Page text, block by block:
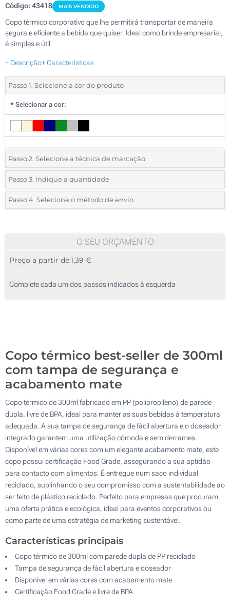
Código:43418 MAIS VENDIDO
Copo térmico corporativo que lhe permitirá transportar de maneira
segura e eficiente a bebida que quiser. Ideal como brinde empresarial,
é simples e útil.
+ Descrição+ Características
Passo 1. Selecione a cor do produto
* Selecionar a cor:
Passo 2. Selecione a técnica de marcação
*Selecione o tipo de marcação e as cores do logotipo:
Impressão digital full color (Num lado)
Passo 3. Indique a quantidade
*Quantidade mínima:45
90
225
Passo 4. Selecione o método de envio
O SEU ORÇAMENTO
Preço a partir de:1,39 €
Complete cada um dos passos indicados à esquerda
Copo térmico best-seller de 300ml
com tampa de segurança e
acabamento mate
Copo térmico de 300ml fabricado em PP (polipropileno) de parede
dupla, livre de BPA, ideal para manter as suas bebidas à temperatura
adequada. A sua tampa de segurança de fácil abertura e o doseador
integrado garantem uma utilização cómoda e sem derrames.
Disponível em várias cores com um elegante acabamento mate, este
copo possui certificação Food Grade, assegurando a sua aptidão
para contacto com alimentos. É entregue num saco individual
reciclado, sublinhando o seu compromisso com a sustentabilidade ao
ser feito de plástico reciclado. Perfeito para empresas que procuram
uma oferta prática e ecológica, ideal para eventos corporativos ou
como parte de uma estratégia de marketing sustentável.
Características principais
Copo térmico de 300ml com parede dupla de PP reciclado
Tampa de segurança de fácil abertura e doseador
Disponível em várias cores com acabamento mate
Certificação Food Grade e livre de BPA